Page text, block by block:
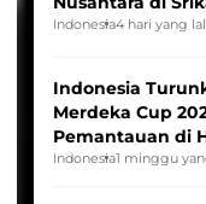
Indonesia4 hari yang
Indonesia
Merdeka Cup
Pemantauan di
League
Indonesia1 minggu